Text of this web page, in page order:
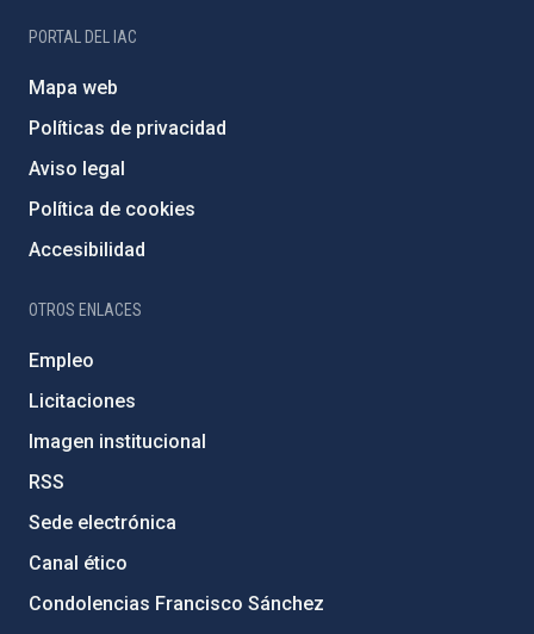
PORTAL DEL IAC
Mapa web
Políticas de privacidad
Aviso legal
Política de cookies
Accesibilidad
OTROS ENLACES
Empleo
Licitaciones
Imagen institucional
RSS
Sede electrónica
Canal ético
Condolencias Francisco Sánchez